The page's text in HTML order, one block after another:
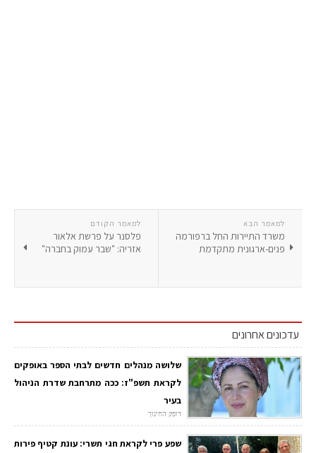
למאמר הקודם
פלסנר על פרשת אלאור
אזריה: "שבר עמוק בחברה"
למאמר הבא
משרד התיירות החל ברפורמה
פנים-ארגונית מתקדמת
עדכונים אחרונים
שלושה מנהלים חדשים לבתי הספר באופקים
לקראת תשפ"ז: ככה מתרחבת שדרת הניהול
בעיר
דופק החינוך
שפע פרי לקראת חגי תשרי: עונת קטיף פירות